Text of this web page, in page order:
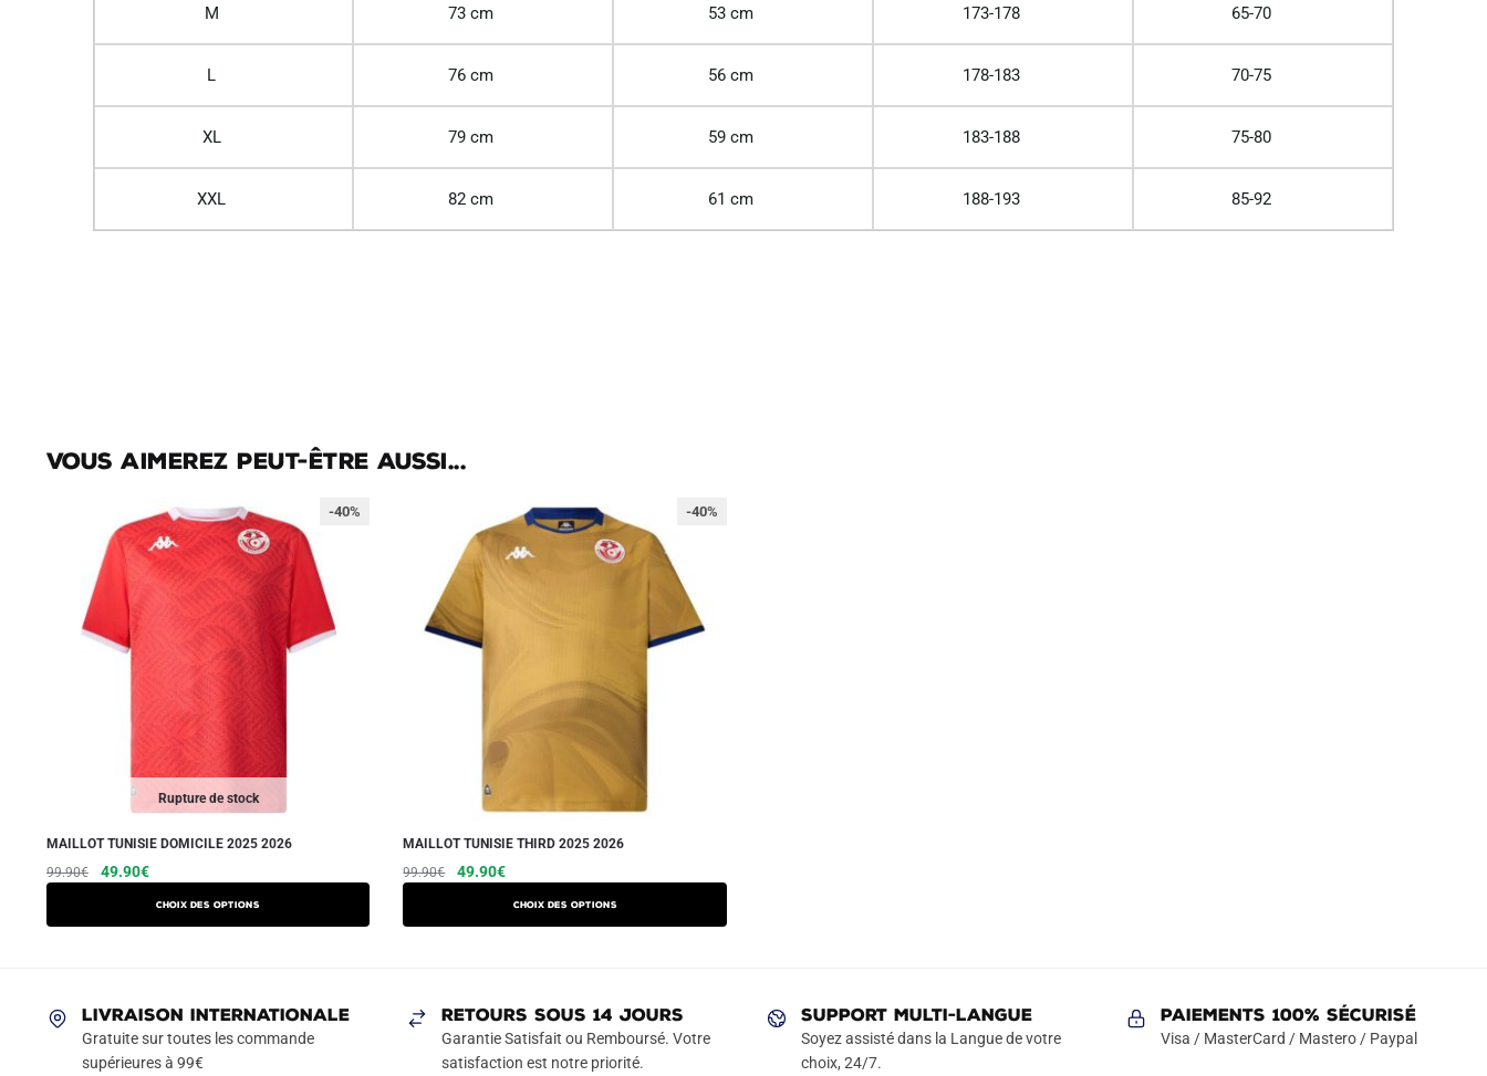
M 73 cm 53 cm 173-178 65-70
L 76 cm 56 cm 178-183 70-75
XL 79 cm 59 cm 183-188 75-80
XXL 82 cm 61 cm 188-193 85-92
Vous aimerez peut-être aussi...
Rupture de stock
-40%
MAILLOT TUNISIE DOMICILE 2025 2026
99.90€
Le
49.90€Le
Choix des options
Ce
produit
a
Les
options
peuvent
-40%
MAILLOT TUNISIE THIRD 2025 2026
99.90€
Le
49.90€Le
Choix des options
Ce
produit
a
Les
options
peuvent
LIVRAISON INTERNATIONALE
Gratuite sur toutes les commande
supérieures à 99€
RETOURS SOUS 14 JOURS
Garantie Satisfait ou Remboursé. Votre
satisfaction est notre priorité.
SUPPORT MULTI-LANGUE
Soyez assisté dans la Langue de votre
choix, 24/7.
Paiements 100% Sécurisé
Visa / MasterCard / Mastero / Paypal